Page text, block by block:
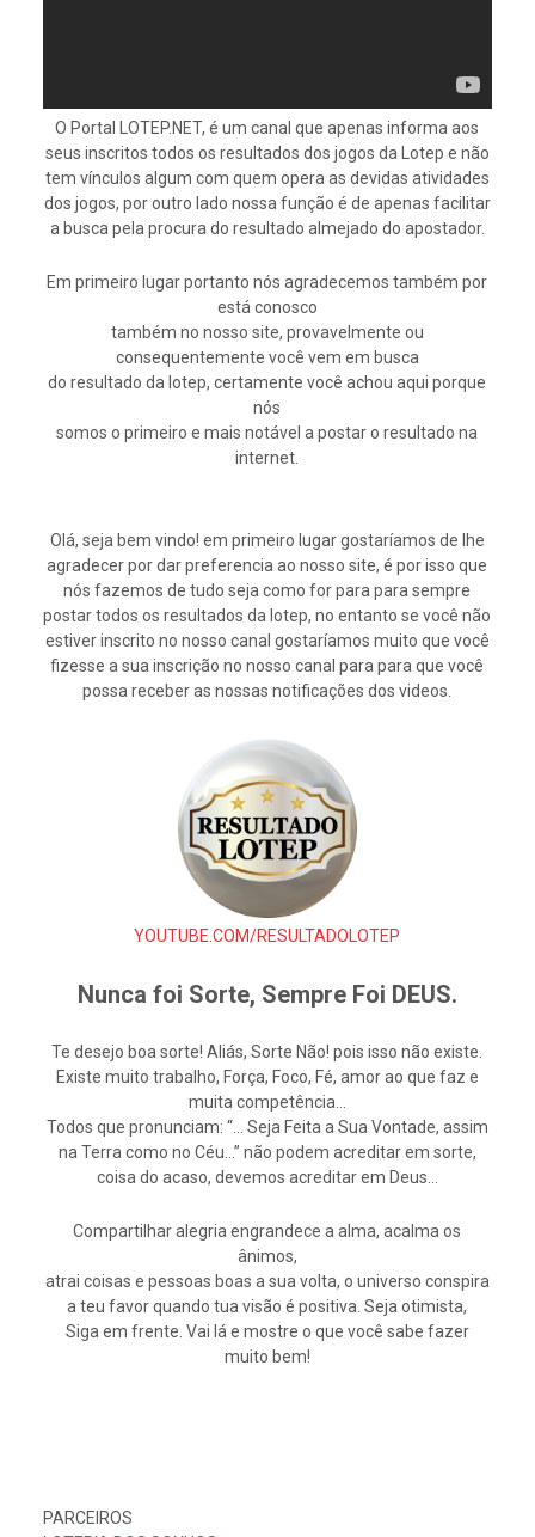
O Portal LOTEP.NET, é um canal que apenas informa aos
seus inscritos todos os resultados dos jogos da Lotep e não
tem vínculos algum com quem opera as devidas atividades
dos jogos, por outro lado nossa função é de apenas facilitar
a busca pela procura do resultado almejado do apostador.
Em primeiro lugar portanto nós agradecemos também por
está conosco
também no nosso site, provavelmente ou
consequentemente você vem em busca
do resultado da lotep, certamente você achou aqui porque
nós
somos o primeiro e mais notável a postar o resultado na
internet.
Olá, seja bem vindo! em primeiro lugar gostaríamos de lhe
agradecer por dar preferencia ao nosso site, é por isso que
nós fazemos de tudo seja como for para para sempre
postar todos os resultados da lotep, no entanto se você não
estiver inscrito no nosso canal gostaríamos muito que você
fizesse a sua inscrição no nosso canal para para que você
possa receber as nossas notificações dos videos.
YOUTUBE.COM/RESULTADOLOTEP
Nunca foi Sorte, Sempre Foi DEUS.
Te desejo boa sorte! Aliás, Sorte Não! pois isso não existe.
Existe muito trabalho, Força, Foco, Fé, amor ao que faz e
muita competência…
Todos que pronunciam: “… Seja Feita a Sua Vontade, assim
na Terra como no Céu…” não podem acreditar em sorte,
coisa do acaso, devemos acreditar em Deus…
Compartilhar alegria engrandece a alma, acalma os
ânimos,
atrai coisas e pessoas boas a sua volta, o universo conspira
a teu favor quando tua visão é positiva. Seja otimista,
Siga em frente. Vai lá e mostre o que você sabe fazer
muito bem!
PARCEIROS